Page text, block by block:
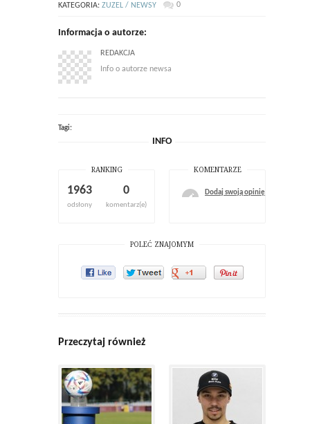
KATEGORIA: ZUZEL / NEWSY 0
Informacja o autorze:
REDAKCJA
Info o autorze newsa
Tagi:
INFO
RANKING
1963
odsłony
0
komentarz(e)
KOMENTARZE
Dodaj swoją opinię
POLEĆ ZNAJOMYM
Przeczytaj również